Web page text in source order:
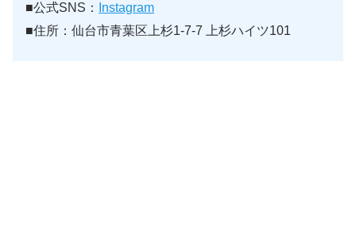
■公式SNS：
Instagram
■住所：仙台市青葉区上杉1-7-7 上杉ハイツ101